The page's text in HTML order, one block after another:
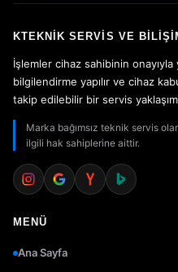
KTEKNIK SERVIS VE
İşlemler cihaz sahibinin
bilgilendirme yapılır ve cihaz
takip edilebilir bir servis
Marka bağımsız teknik servis
ilgili hak sahiplerine aittir.
MENÜ
Ana Sayfa